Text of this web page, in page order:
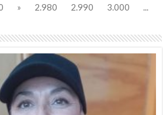
» 2.980 2.990 3.000
...